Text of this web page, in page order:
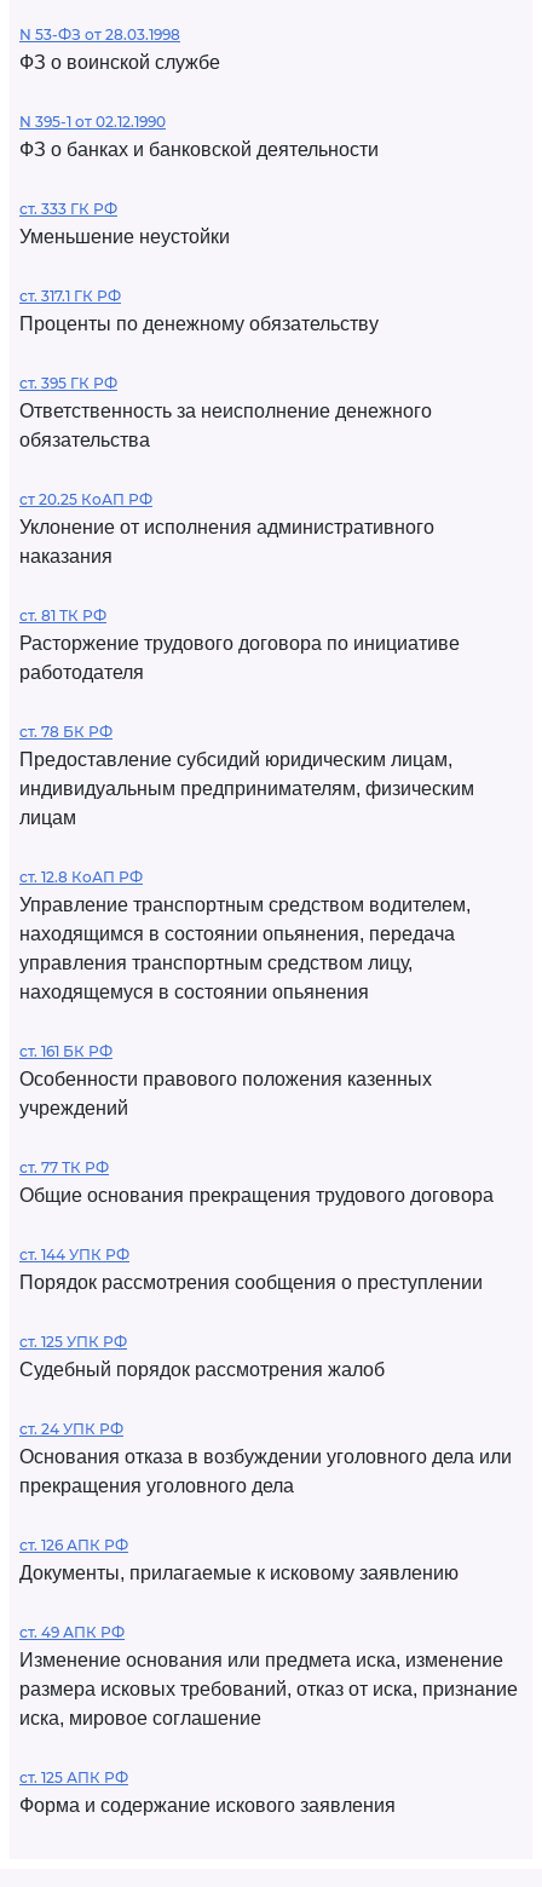
N 53-ФЗ от 28.03.1998
ФЗ о воинской службе
N 395-1 от 02.12.1990
ФЗ о банках и банковской деятельности
ст. 333 ГК РФ
Уменьшение неустойки
ст. 317.1 ГК РФ
Проценты по денежному обязательству
ст. 395 ГК РФ
Ответственность за неисполнение денежного
обязательства
ст 20.25 КоАП РФ
Уклонение от исполнения административного
наказания
ст. 81 ТК РФ
Расторжение трудового договора по инициативе
работодателя
ст. 78 БК РФ
Предоставление субсидий юридическим лицам,
индивидуальным предпринимателям, физическим
лицам
ст. 12.8 КоАП РФ
Управление транспортным средством водителем,
находящимся в состоянии опьянения, передача
управления транспортным средством лицу,
находящемуся в состоянии опьянения
ст. 161 БК РФ
Особенности правового положения казенных
учреждений
ст. 77 ТК РФ
Общие основания прекращения трудового договора
ст. 144 УПК РФ
Порядок рассмотрения сообщения о преступлении
ст. 125 УПК РФ
Судебный порядок рассмотрения жалоб
ст. 24 УПК РФ
Основания отказа в возбуждении уголовного дела или
прекращения уголовного дела
ст. 126 АПК РФ
Документы, прилагаемые к исковому заявлению
ст. 49 АПК РФ
Изменение основания или предмета иска, изменение
размера исковых требований, отказ от иска, признание
иска, мировое соглашение
ст. 125 АПК РФ
Форма и содержание искового заявления